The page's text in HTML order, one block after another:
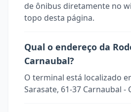
de ônibus diretamente no
topo desta página.
Qual o endereço da
Carnaubal?
O terminal está localizado
Sarasate, 61-37 Carnaubal -